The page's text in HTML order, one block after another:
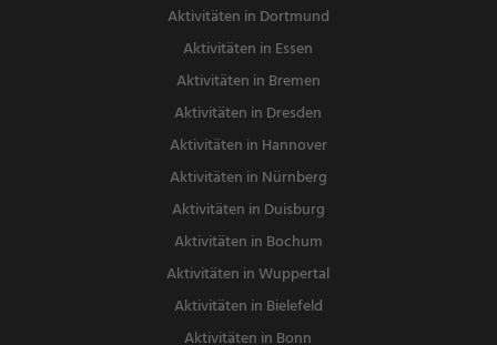
Aktivitäten in Dortmund
Aktivitäten in Essen
Aktivitäten in Bremen
Aktivitäten in Dresden
Aktivitäten in Hannover
Aktivitäten in Nürnberg
Aktivitäten in Duisburg
Aktivitäten in Bochum
Aktivitäten in Wuppertal
Aktivitäten in Bielefeld
Aktivitäten in Bonn